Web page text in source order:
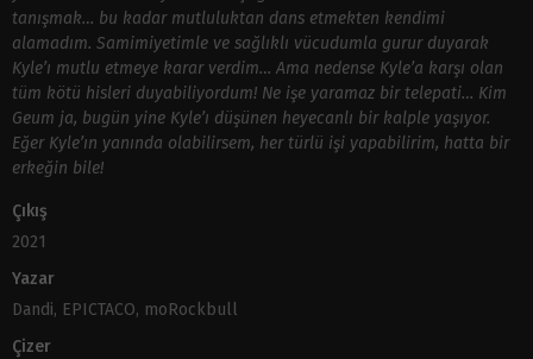
tanışmak… bu kadar mutluluktan dans etmekten kendimi
alamadım. Samimiyetimle ve sağlıklı vücudumla gurur duyarak
Kyle’ı mutlu etmeye karar verdim… Ama nedense Kyle’a karşı olan
tüm kötü hisleri duyabiliyordum! Ne işe yaramaz bir telepati… Kim
Geum ja, bugün yine Kyle’ı düşünen heyecanlı bir kalple yaşıyor.
Eğer Kyle’ın yanında olabilirsem, her türlü işi yapabilirim, hatta bir
erkeğin bile!
Çıkış
2021
Yazar
Dandi, EPICTACO, moRockbull
Çizer